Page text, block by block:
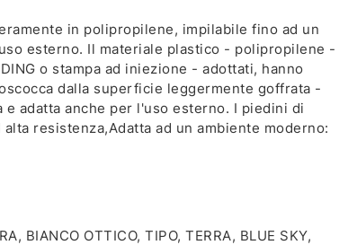
in polipropilene, impilabile fino ad un
esterno. Il materiale plastico - polipropilene -
o stampa ad iniezione - adottati, hanno
dalla superficie leggermente goffrata -
adatta anche per l'uso esterno. I piedini di
resistenza,Adatta ad un ambiente moderno:
BIANCO OTTICO, TIPO, TERRA, BLUE SKY,